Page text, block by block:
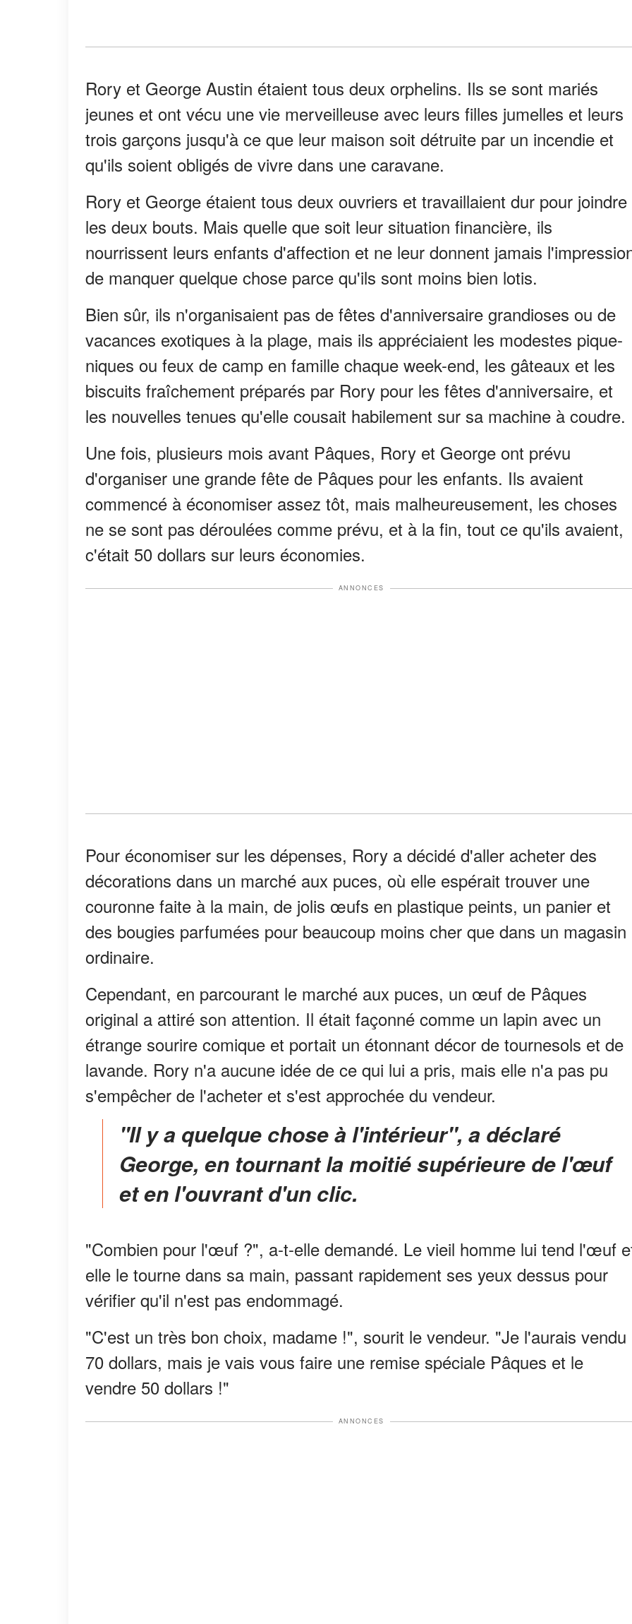
Rory et George Austin étaient tous deux orphelins. Ils se sont mariés
jeunes et ont vécu une vie merveilleuse avec leurs filles jumelles et leurs
trois garçons jusqu'à ce que leur maison soit détruite par un incendie et
qu'ils soient obligés de vivre dans une caravane.
Rory et George étaient tous deux ouvriers et travaillaient dur pour joindre
les deux bouts. Mais quelle que soit leur situation financière, ils
nourrissent leurs enfants d'affection et ne leur donnent jamais
de manquer quelque chose parce qu'ils sont moins bien lotis.
Bien sûr, ils n'organisaient pas de fêtes d'anniversaire grandioses ou de
vacances exotiques à la plage, mais ils appréciaient les modestes pique-
niques ou feux de camp en famille chaque week-end, les gâteaux et les
biscuits fraîchement préparés par Rory pour les fêtes d'anniversaire, et
les nouvelles tenues qu'elle cousait habilement sur sa machine à coudre.
Une fois, plusieurs mois avant Pâques, Rory et George ont prévu
d'organiser une grande fête de Pâques pour les enfants. Ils avaient
commencé à économiser assez tôt, mais malheureusement, les choses
ne se sont pas déroulées comme prévu, et à la fin, tout ce qu'ils avaient,
c'était 50 dollars sur leurs économies.
ANNONCES
Pour économiser sur les dépenses, Rory a décidé d'aller acheter des
décorations dans un marché aux puces, où elle espérait trouver une
couronne faite à la main, de jolis œufs en plastique peints, un panier et
des bougies parfumées pour beaucoup moins cher que dans un magasin
ordinaire.
Cependant, en parcourant le marché aux puces, un œuf de Pâques
original a attiré son attention. Il était façonné comme un lapin avec un
étrange sourire comique et portait un étonnant décor de tournesols et de
lavande. Rory n'a aucune idée de ce qui lui a pris, mais elle n'a pas pu
s'empêcher de l'acheter et s'est approchée du vendeur.
"Il y a quelque chose à l'intérieur", a déclaré
George, en tournant la moitié supérieure de l'œuf
et en l'ouvrant d'un clic.
"Combien pour l'œuf ?", a-t-elle demandé. Le vieil homme lui tend l'œuf
elle le tourne dans sa main, passant rapidement ses yeux dessus pour
vérifier qu'il n'est pas endommagé.
"C'est un très bon choix, madame !", sourit le vendeur. "Je l'aurais vendu
70 dollars, mais je vais vous faire une remise spéciale Pâques et le
vendre 50 dollars !"
ANNONCES